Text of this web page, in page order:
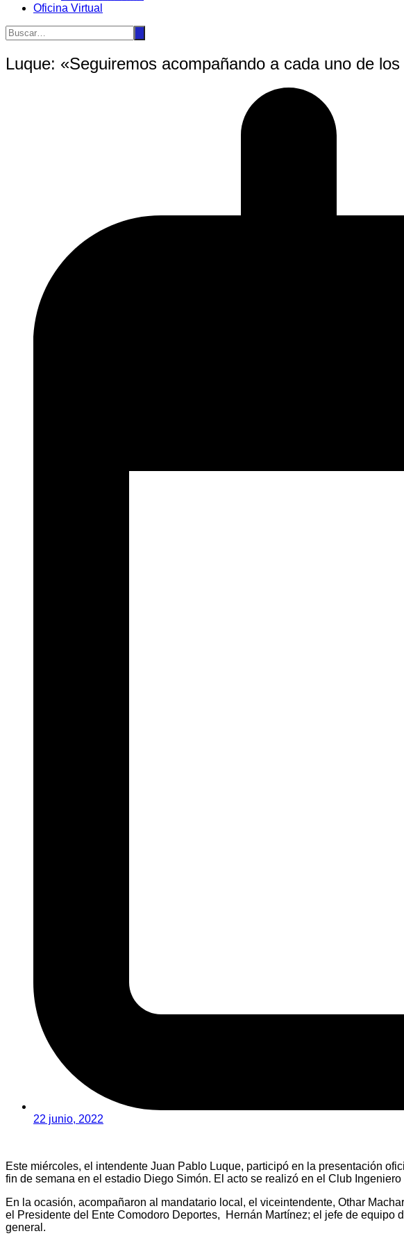
Oficina Virtual
Luque: «Seguiremos acompañando a cada uno de los
22 junio, 2022
Este miércoles, el intendente Juan Pablo Luque, participó en la presentación
fin de semana en el estadio Diego Simón. El acto se realizó en el Club Ingeniero
En la ocasión, acompañaron al mandatario local, el viceintendente, Othar
el Presidente del Ente Comodoro Deportes, Hernán Martínez; el jefe de
general.